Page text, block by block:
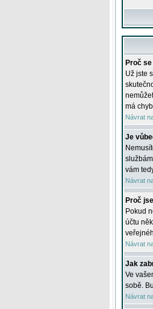
Proč
Už jste
má
Návrat
Je
vám
Návrat
Proč
Pokud
účtu
Návrat
Jak
Ve
sobě.
Návrat